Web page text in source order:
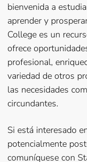
bienvenida a
aprender y
College es un
ofrece
profesional,
variedad de otros
las necesidades
circundantes.
Si está interesado
potencialmente
comuníquese con